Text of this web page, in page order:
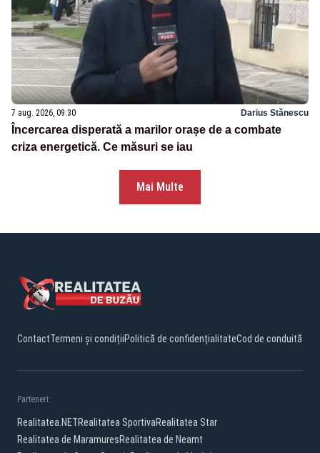
7 aug. 2026, 09:30 Darius Stănescu
Încercarea disperată a marilor orașe de a combate
criza energetică. Ce măsuri se iau
Mai Multe
ContactTermeni și condițiiPolitică de confidențialitateCod de conduită
Parteneri:
Realitatea.NETRealitatea SportivaRealitatea Star
Realitatea de MaramuresRealitatea de Neamt